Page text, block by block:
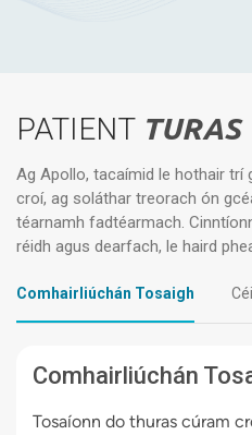
PATIENT TURAS
Ag Apollo, tacaímid le hothair trí
croí, ag soláthar treorach ón
téarnamh fadtéarmach.
réidh agus dearfach, le haird
Comhairliúchán Tosaigh
Comhairliúchán
Tosaíonn do thuras cúram